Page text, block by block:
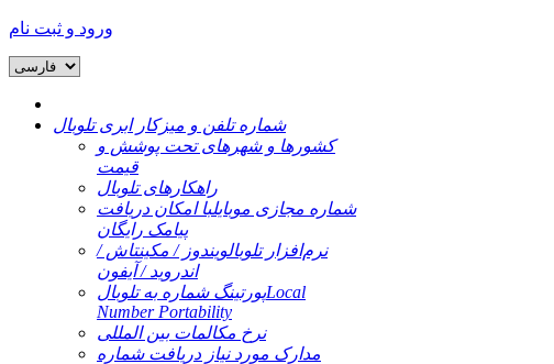
ورود و ثبت نام
شماره تلفن و میزکار ابری تلوبال
کشورها و شهرهای تحت پوشش و
قیمت
راهکارهای تلوبال
شماره مجازی موبایلبا امکان دریافت
پیامک رایگان
نرم‌افزار تلوبالویندوز / مکینتاش /
اندروید / آیفون
پورتینگ شماره به تلوبالLocal
Number Portability
نرخ مکالمات بین المللی
مدارک مورد نیاز دریافت شماره